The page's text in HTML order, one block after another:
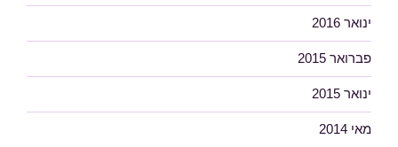
ינואר 2016
פברואר 2015
ינואר 2015
מאי 2014